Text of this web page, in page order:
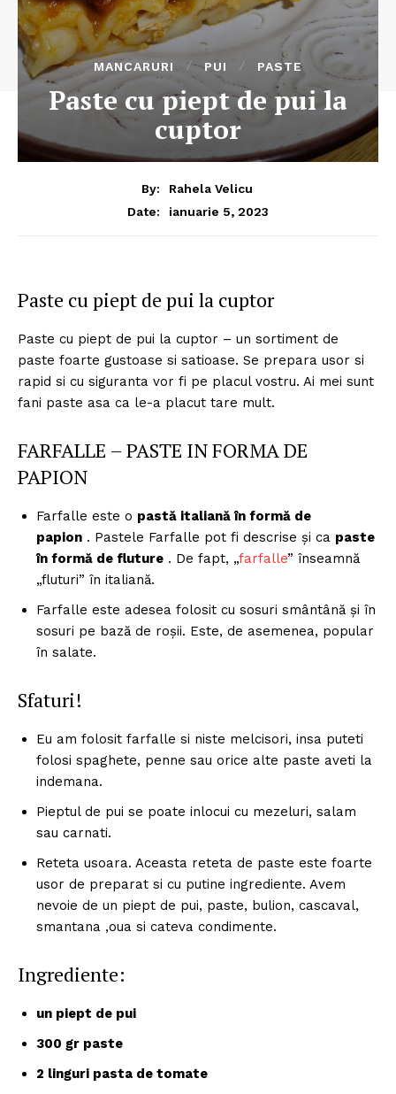
MANCARURI PUI PASTE
Paste cu piept de pui la
cuptor
By:
Rahela Velicu
Date:
ianuarie 5, 2023
Paste cu piept de pui la cuptor
Paste cu piept de pui la cuptor – un sortiment de
paste foarte gustoase si satioase. Se prepara usor si
rapid si cu siguranta vor fi pe placul vostru. Ai mei sunt
fani paste asa ca le-a placut tare mult.
FARFALLE – PASTE IN FORMA DE
PAPION
Farfalle este o pastă italiană în formă de
papion . Pastele Farfalle pot fi descrise și ca paste
în formă de fluture . De fapt, „farfalle” înseamnă
„fluturi” în italiană.
Farfalle este adesea folosit cu sosuri smântână și în
sosuri pe bază de roșii. Este, de asemenea, popular
în salate.
Sfaturi!
Eu am folosit farfalle si niste melcisori, insa puteti
folosi spaghete, penne sau orice alte paste aveti la
indemana.
Pieptul de pui se poate inlocui cu mezeluri, salam
sau carnati.
Reteta usoara. Aceasta reteta de paste este foarte
usor de preparat si cu putine ingrediente. Avem
nevoie de un piept de pui, paste, bulion, cascaval,
smantana ,oua si cateva condimente.
Ingrediente:
un piept de pui
300 gr paste
2 linguri pasta de tomate